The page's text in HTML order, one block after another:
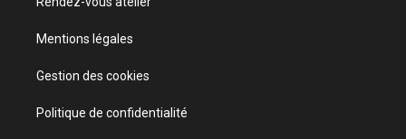
Mentions légales
Gestion des cookies
Politique de confidentialité